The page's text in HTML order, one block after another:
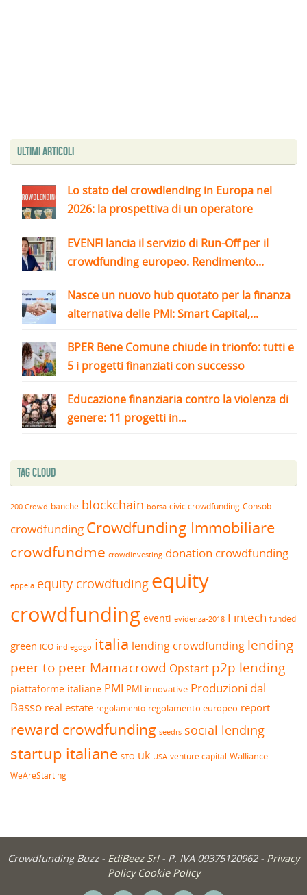
Ultimi articoli
Lo stato del crowdlending in Europa nel
2026: la prospettiva di un operatore
EVENFI lancia il servizio di Run-Off per il
crowdfunding europeo. Rendimento...
Nasce un nuovo hub quotato per la finanza
alternativa delle PMI: Smart Capital,...
BPER Bene Comune chiude in trionfo: tutti e
5 i progetti finanziati con successo
Educazione finanziaria contro la violenza di
genere: 11 progetti in...
Tag Cloud
200 Crowd banche blockchain borsa civic crowdfunding Consob
crowdfunding Crowdfunding Immobiliare
crowdfundme crowdinvesting donation crowdfunding
eppela equity crowdfuding equity
crowdfunding eventi evidenza-2018 Fintech funded
green ICO indiegogo italia lending crowdfunding lending
peer to peerMamacrowd Opstart p2p lending
piattaforme italiane PMI PMI innovative Produzioni dal
Basso real estate regolamento regolamento europeo report
reward crowdfunding seedrs social lending
startup italiane STO uk USA venture capital Walliance
WeAreStarting
Crowdfunding Buzz - EdiBeez Srl - P. IVA 09375120962 - Privacy
Policy Cookie Policy